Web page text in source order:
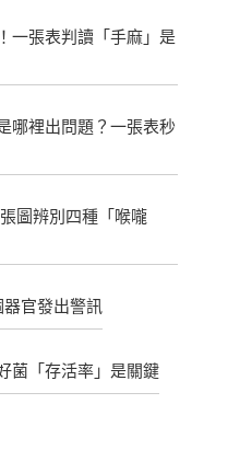
一張表判讀「手麻」是
哪裡出問題？一張表秒
圖辨別四種「喉嚨
官發出警訊
菌「存活率」是關鍵